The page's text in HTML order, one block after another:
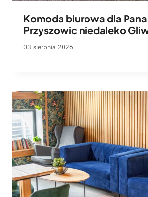
Komoda biurowa dla Pana
Przyszowic niedaleko
03 sierpnia 2026